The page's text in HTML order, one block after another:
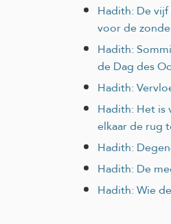
Hadith: De
voor de
Hadith:
de Dag des
Hadith:
Hadith: Het is
elkaar de rug
Hadith:
Hadith: De
Hadith: Wie